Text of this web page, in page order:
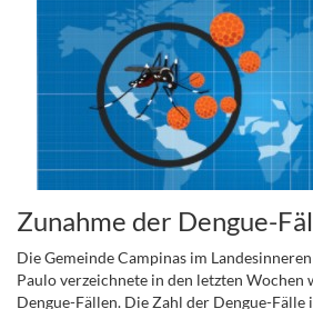
Zunahme der Dengue-
Die Gemeinde Campinas im
Paulo verzeichnete in den letzten Wochen
Dengue-Fällen. Die Zahl der Dengue-Fälle